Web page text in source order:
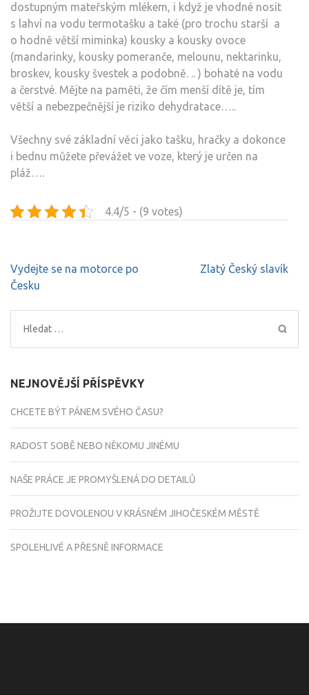
dostupným mateřským mlékem, i když je vhodné nosit
s lahví na vodu termotašku a také (pro trochu starší a
o hodně větší miminka) kousky a kousky ovoce
(mandarinky, kousky pomeranče, melounu, nektarinku,
broskev, kousky švestek a podobně. .. ) bohaté na vodu
a čerstvé. Mějte na paměti, že čím menší dítě je, tím
větší a nebezpečnější je riziko dehydratace…..
Všechny své základní věci jako tašku, hračky a dokonce
i bednu můžete převážet ve voze, který je určen na
pláž….
4.4/5 - (9 votes)
Navigace
pro
Vydejte se na motorce po
Česku
Zlatý Český slavík
Vyhledávání
NEJNOVĚJŠÍ PŘÍSPĚVKY
CHCETE BÝT PÁNEM SVÉHO ČASU?
RADOST SOBĚ NEBO NĚKOMU JINÉMU
NAŠE PRÁCE JE PROMYŠLENÁ DO DETAILŮ
PROŽIJTE DOVOLENOU V KRÁSNÉM JIHOČESKÉM MĚSTĚ
SPOLEHLIVÉ A PŘESNĚ INFORMACE